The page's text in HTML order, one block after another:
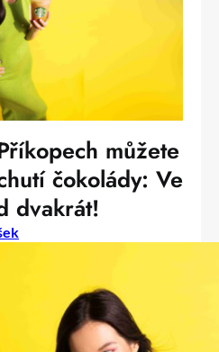
můžete
čokolády: Ve
dvakrát!